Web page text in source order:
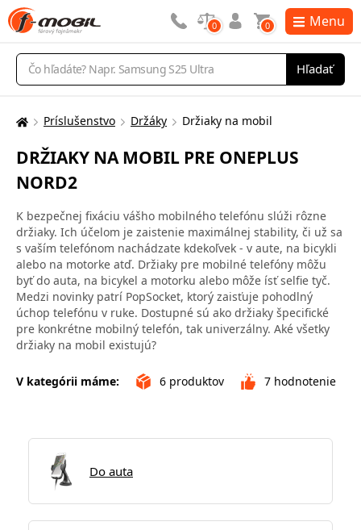
Vyhľadávanie
Hľadať
0 0 Menu
Tu
nachádzate:
Príslušenstvo Držáky Držiaky na mobil
DRŽIAKY NA MOBIL PRE ONEPLUS
NORD2
K bezpečnej fixáciu vášho mobilného telefónu slúži rôzne
držiaky. Ich účelom je zaistenie maximálnej stability, či už sa
s vaším telefónom nachádzate kdekoľvek - v aute, na bicykli
alebo na motorke atď. Držiaky pre mobilné telefóny môžu
byť do auta, na bicykel a motorku alebo môže ísť selfie tyč.
Medzi novinky patrí PopSocket, ktorý zaisťuje pohodlný
úchop telefónu v ruke. Dostupné sú ako držiaky špecifické
pre konkrétne mobilný telefón, tak univerzálny. Aké všetky
držiaky na mobil existujú?
V kategórii máme: 6 produktov 7 hodnotenie
Do auta